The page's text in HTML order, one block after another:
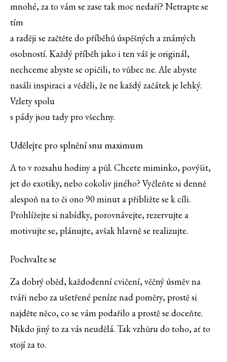
mnohé, za to vám se zase tak moc nedaří? Netrapte se
tím
a raději se začtěte do příběhů úspěšných a známých
osobností. Každý příběh jako i ten váš je originál,
nechceme abyste se opičili, to vůbec ne. Ale abyste
nasáli inspiraci a věděli, že ne každý začátek je lehký.
Vzlety spolu
s pády jsou tady pro všechny.
Udělejte pro splnění snu maximum
A to v rozsahu hodiny a půl. Chcete miminko, povýšit,
jet do exotiky, nebo cokoliv jiného? Vyčleňte si denně
alespoň na to či ono 90 minut a přibližte se k cíli.
Prohlížejte si nabídky, porovnávejte, rezervujte a
motivujte se, plánujte, avšak hlavně se realizujte.
Pochvalte se
Za dobrý oběd, každodenní cvičení, věčný úsměv na
tváři nebo za ušetřené peníze nad poměry, prostě si
najděte něco, co se vám podařilo a prostě se doceňte.
Nikdo jiný to za vás neudělá. Tak vzhůru do toho, ať to
stojí za to.